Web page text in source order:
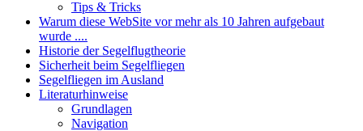
Tips & Tricks
Warum diese WebSite vor mehr als 10 Jahren aufgebaut
wurde ....
Historie der Segelflugtheorie
Sicherheit beim Segelfliegen
Segelfliegen im Ausland
Literaturhinweise
Grundlagen
Navigation